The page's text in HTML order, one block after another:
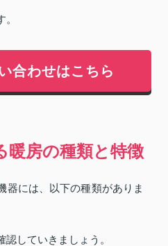
合わせはこちら
暖房の種類と特徴
器には、以下の種類がありま
していきましょう。